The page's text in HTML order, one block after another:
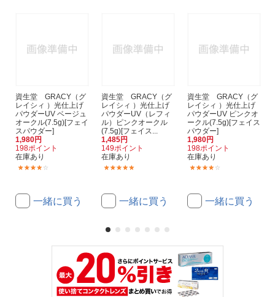
資生堂 GRACY（グ
レイシィ ）光仕上げ
パウダーUV ベージュ
オークル(7.5g)[フェイ
スパウダー]
1,980円
198ポイント
在庫あり
一緒に買う
資生堂 GRACY（グ
レイシィ ）光仕上げ
パウダーUV（レフィ
ル）ピンクオークル
(7.5g)[フェイス...
1,485円
149ポイント
在庫あり
一緒に買う
資生堂 GRACY（グ
レイシィ ）光仕上げ
パウダーUV ピンクオ
ークル(7.5g)[フェイス
パウダー]
1,980円
198ポイント
在庫あり
一緒に買う